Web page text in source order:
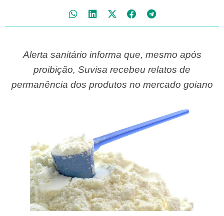
Alerta sanitário informa que, mesmo após
proibição, Suvisa recebeu relatos de
permanência dos produtos no mercado goiano